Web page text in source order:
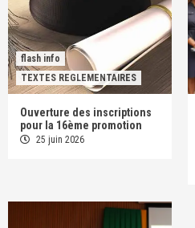
flash info
TEXTES REGLEMENTAIRES
Ouverture des inscriptions
pour la 16ème promotion
25 juin 2026